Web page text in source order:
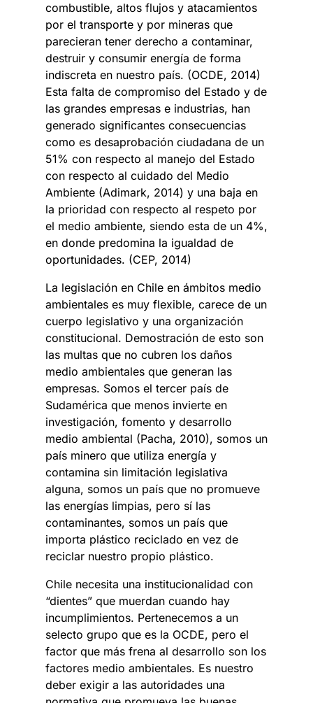
combustible, altos flujos y atacamientos
por el transporte y por mineras que
parecieran tener derecho a contaminar,
destruir y consumir energía de forma
indiscreta en nuestro país. (OCDE, 2014)
Esta falta de compromiso del Estado y de
las grandes empresas e industrias, han
generado significantes consecuencias
como es desaprobación ciudadana de un
51% con respecto al manejo del Estado
con respecto al cuidado del Medio
Ambiente (Adimark, 2014) y una baja en
la prioridad con respecto al respeto por
el medio ambiente, siendo esta de un 4%,
en donde predomina la igualdad de
oportunidades. (CEP, 2014)
La legislación en Chile en ámbitos medio
ambientales es muy flexible, carece de un
cuerpo legislativo y una organización
constitucional. Demostración de esto son
las multas que no cubren los daños
medio ambientales que generan las
empresas. Somos el tercer país de
Sudamérica que menos invierte en
investigación, fomento y desarrollo
medio ambiental (Pacha, 2010), somos un
país minero que utiliza energía y
contamina sin limitación legislativa
alguna, somos un país que no promueve
las energías limpias, pero sí las
contaminantes, somos un país que
importa plástico reciclado en vez de
reciclar nuestro propio plástico.
Chile necesita una institucionalidad con
“dientes” que muerdan cuando hay
incumplimientos. Pertenecemos a un
selecto grupo que es la OCDE, pero el
factor que más frena al desarrollo son los
factores medio ambientales. Es nuestro
deber exigir a las autoridades una